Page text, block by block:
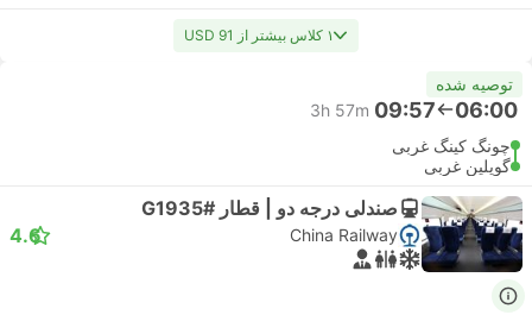
۱ کلاس بیشتر از USD 91
توصیه شده
06:00
09:57
3h 57m
چونگ کینگ غربی
گویلین غربی
صندلی درجه دو | قطار #G1935
China Railway
4.6